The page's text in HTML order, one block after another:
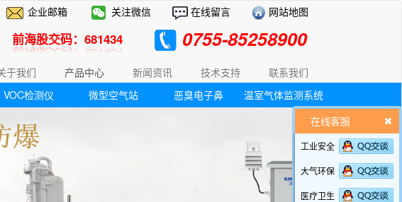
企业邮箱 关注微信 在线留言 网站地图
前海股交码：681434 0755-85258900
于我们 产品中心 新闻资讯 技术支持
联系我们
VOC检测仪 微型空气站 恶臭电子鼻 温室气体监测系统
在线客服
工业安全
大气环保
医疗卫生